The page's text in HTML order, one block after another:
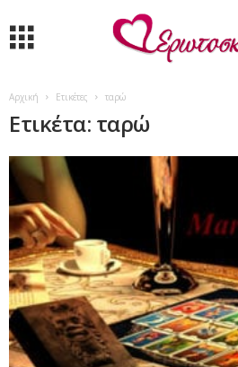
Αρχική Ετικέτες ταρώ
Ετικέτα: ταρώ